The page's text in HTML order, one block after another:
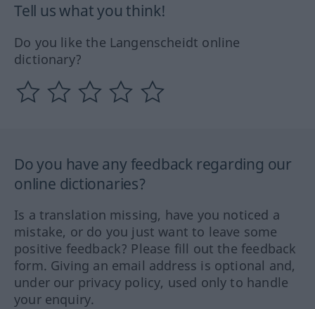
Tell us what you think!
Do you like the Langenscheidt online
dictionary?
Do you have any feedback regarding our
online dictionaries?
Is a translation missing, have you noticed a
mistake, or do you just want to leave some
positive feedback? Please fill out the feedback
form. Giving an email address is optional and,
under our privacy policy, used only to handle
your enquiry.